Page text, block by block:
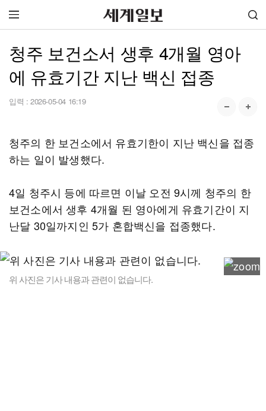
청주 보건소서 생후 4개월 영아
에 유효기간 지난 백신 접종
입력 : 2026-05-04 16:19
청주의 한 보건소에서 유효기한이 지난 백신을 접종
하는 일이 발생했다.
4일 청주시 등에 따르면 이날 오전 9시께 청주의 한
보건소에서 생후 4개월 된 영아에게 유효기간이 지
난달 30일까지인 5가 혼합백신을 접종했다.
위 사진은 기사 내용과 관련이 없습니다.